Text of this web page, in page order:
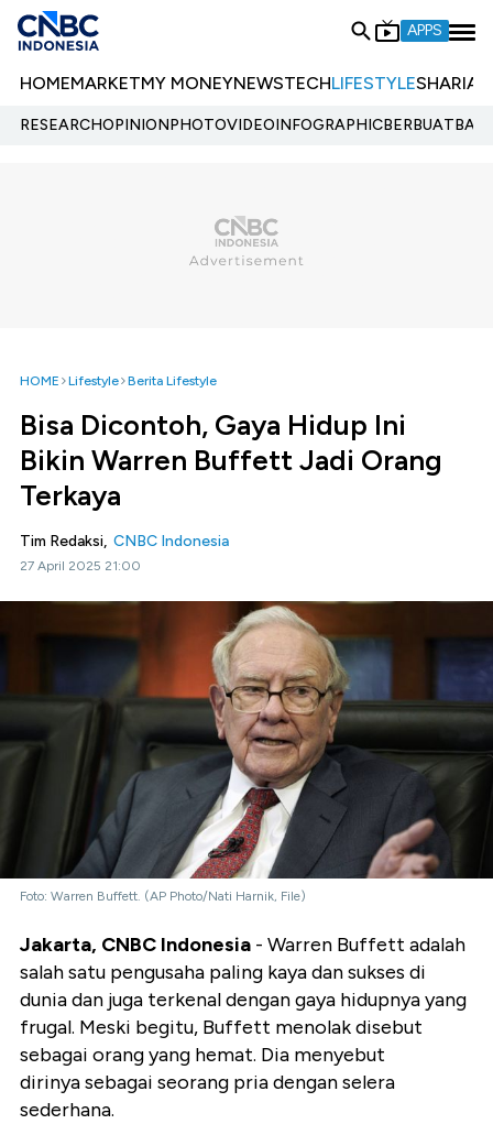
APPS
HOMEMARKETMY MONEYNEWSTECHLIFESTYLESHARIA
RESEARCHOPINIONPHOTOVIDEOINFOGRAPHIC
HOME Lifestyle Berita Lifestyle
Bisa Dicontoh, Gaya Hidup Ini
Bikin Warren Buffett Jadi Orang
Terkaya
Tim Redaksi, CNBC Indonesia
27 April 2025 21:00
Foto: Warren Buffett. (AP Photo/Nati Harnik, File)
Jakarta, CNBC Indonesia - Warren Buffett adalah
salah satu pengusaha paling kaya dan sukses di
dunia dan juga terkenal dengan gaya hidupnya yang
frugal. Meski begitu, Buffett menolak disebut
sebagai orang yang hemat. Dia menyebut
dirinya sebagai seorang pria dengan selera
sederhana.